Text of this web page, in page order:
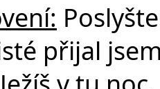
přijal